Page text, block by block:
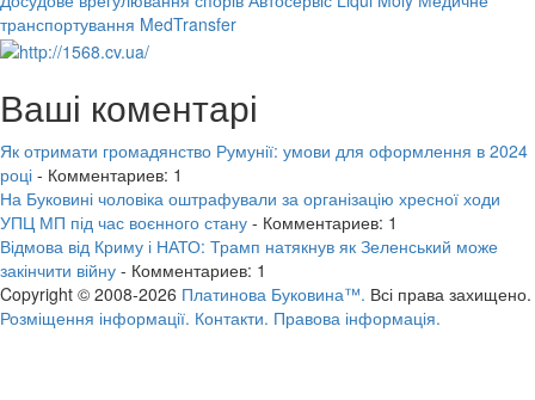
транспортування MedTransfer
Ваші коментарі
Як отримати громадянство Румунії: умови для оформлення в 2024
році - Комментариев: 1
На Буковині чоловіка оштрафували за організацію хресної ходи
УПЦ МП під час воєнного стану - Комментариев: 1
Відмова від Криму і НАТО: Трамп натякнув як Зеленський може
закінчити війну - Комментариев: 1
Copyright © 2008-2026 Платинова Буковина™. Всі права захищено.
Розміщення інформації. Контакти. Правова інформація.